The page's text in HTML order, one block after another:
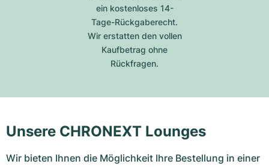
ein kostenloses 14-
Tage-Rückgaberecht.
Wir erstatten den vollen
Kaufbetrag ohne
Rückfragen.
Unsere CHRONEXT Lounges
Wir bieten Ihnen die Möglichkeit Ihre Bestellung in einer